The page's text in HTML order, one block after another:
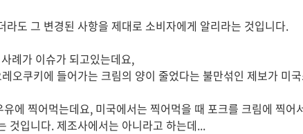
라도 그 변경된 사항을 제대로 소비자에게 알리라는 것입니다.
례가 이슈가 되고있는데요,
오쿠키에 들어가는 크림의 양이 줄었다는 불만섞인 제보가 미
에 찍어먹는데요, 미국에서는 찍어먹을 때 포크를 크림에 찍어
것입니다. 제조사에서는 아니라고 하는데...